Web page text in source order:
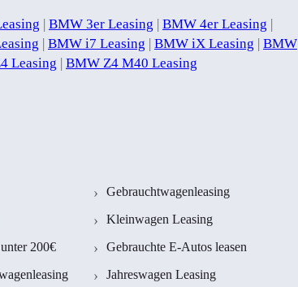
| BMW 3er Leasing | BMW 4er Leasing |
| BMW i7 Leasing | BMW iX Leasing | BMW
Leasing | BMW Z4 M40 Leasing
Gebrauchtwagenleasing
Kleinwagen Leasing
200€
Gebrauchte E-Autos leasen
Jahreswagen Leasing